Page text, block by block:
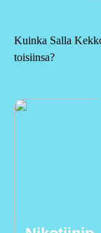
Kuinka Salla
toisiinsa?